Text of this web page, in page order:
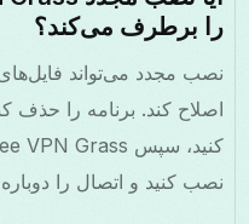
را برطرف می‌کند؟
نصب مجدد می‌تواند
اصلاح کند. برنامه را حذف
نصب کنید و اتصال را